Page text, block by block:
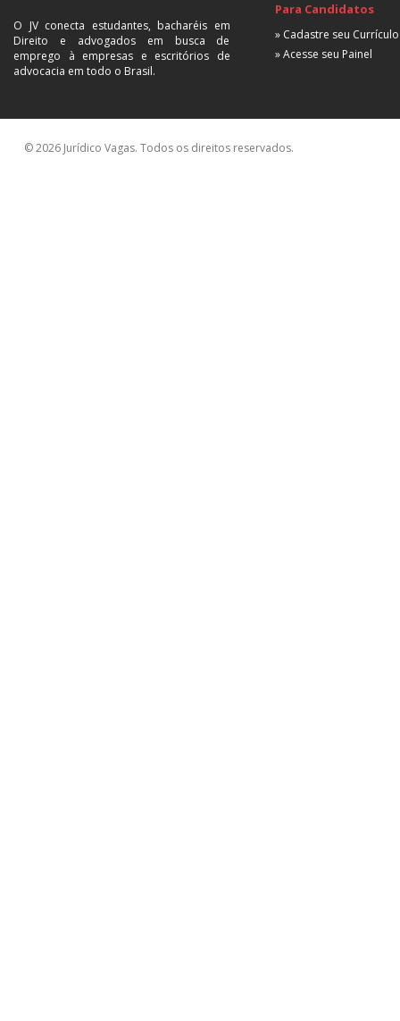
O JV conecta estudantes, bacharéis em
Direito e advogados em busca de
emprego à empresas e escritórios de
advocacia em todo o Brasil.
Para Candidatos
» Cadastre seu Currículo
» Acesse seu Painel
© 2026 Jurídico Vagas. Todos os direitos reservados.